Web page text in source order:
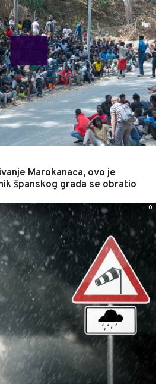
Marokanaca, ovo je
španskog grada se obratio
0